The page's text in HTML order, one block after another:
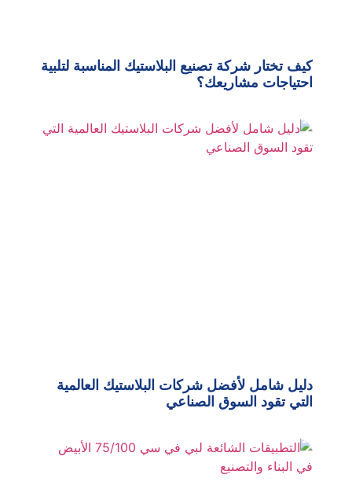
كيف تختار شركة تصنيع البلاستيك المناسبة لتلبية
احتياجات مشاريعك؟
دليل شامل لأفضل شركات البلاستيك العالمية
التي تقود السوق الصناعي